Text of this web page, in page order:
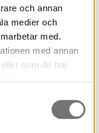
och annan
medier och
med.
med annan
som de har